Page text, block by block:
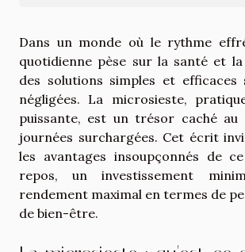
Dans un monde où le rythme
quotidienne pèse sur la santé et
des solutions simples et efficaces
négligées. La microsieste,
puissante, est un trésor caché
journées surchargées. Cet écrit
les avantages insoupçonnés de
repos, un investissement
rendement maximal en termes de
de bien-être.